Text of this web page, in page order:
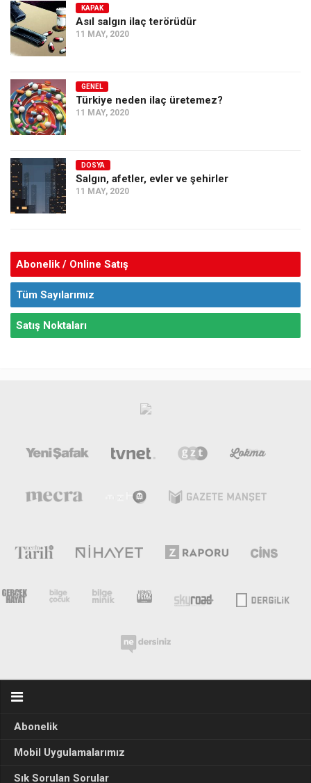
KAPAK
Asıl salgın ilaç terörüdür
11 MAY, 2020
GENEL
Türkiye neden ilaç üretemez?
11 MAY, 2020
DOSYA
Salgın, afetler, evler ve şehirler
11 MAY, 2020
Abonelik / Online Satış
Tüm Sayılarımız
Satış Noktaları
Abonelik
Mobil Uygulamalarımız
Sık Sorulan Sorular